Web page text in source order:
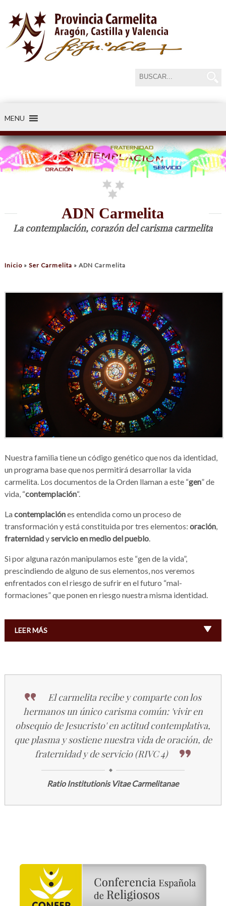
MENU
ADN Carmelita
La contemplación, corazón del carisma carmelita
Inicio» Ser Carmelita » ADN Carmelita
Nuestra familia tiene un código genético que nos da identidad,
un programa base que nos permitirá desarrollar la vida
carmelita. Los documentos de la Orden llaman a este “gen” de
vida, “contemplación“.
Lacontemplaciónes entendida como un proceso de
transformación y está constituida por tres elementos: oración,
fraternidadyservicio en medio del pueblo.
Si por alguna razón manipulamos este “gen de la vida”,
prescindiendo de alguno de sus elementos, nos veremos
enfrentados con el riesgo de sufrir en el futuro “mal-
formaciones” que ponen en riesgo nuestra misma identidad.
LEER MÁS
El carmelita recibe y comparte con los
hermanos un único carisma común: 'vivir en
obsequio de Jesucristo' en actitud contemplativa,
que plasma y sostiene nuestra vida de oración, de
fraternidad y de servicio (RIVC 4)
Ratio Institutionis Vitae Carmelitanae